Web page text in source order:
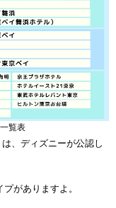
覧表
、ディズニーが公認し
がありますよ。